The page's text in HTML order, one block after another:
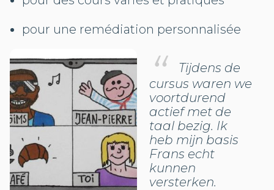
pour une remédiation personnalisée
Tijdens de
cursus waren we
voortdurend
actief met de
taal bezig. Ik
heb mijn basis
Frans echt
kunnen
versterken.